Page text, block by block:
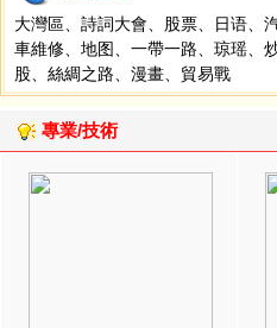
大灣區
詩詞大會 股票 日语
車維修
地图 一帶一路 琼瑶
股
絲綢之路 漫畫 貿易戰
專業/技術